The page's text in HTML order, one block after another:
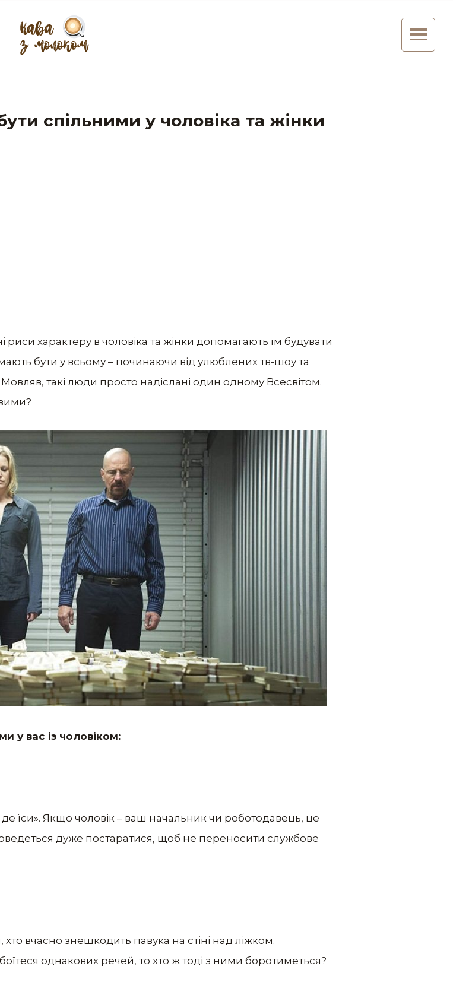
спільними у чоловіка та жінки
риси характеру в чоловіка та жінки допомагають їм будувати
мають бути у всьому – починаючи від улюблених тв-шоу та
такі люди просто надіслані один одному Всесвітом.
у вас із чоловіком:
їси». Якщо чоловік – ваш начальник чи роботодавець, це
дуже постаратися, щоб не переносити службове
вчасно знешкодить павука на стіні над ліжком.
однакових речей, то хто ж тоді з ними боротиметься?